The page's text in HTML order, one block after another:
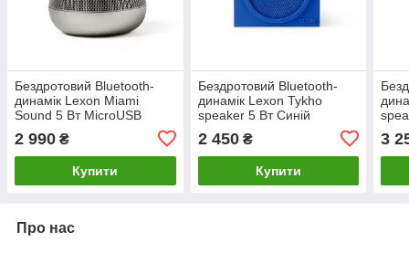
Бездротовий Bluetooth-
динамік Lexon Miami
Sound 5 Вт MicroUSB
2 990 ₴
Купити
Бездротовий Bluetooth-
динамік Lexon Tykho
speaker 5 Вт Синій
2 450₴
Купити
3
Про нас